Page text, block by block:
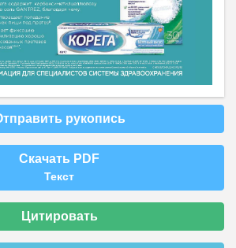
рукопись
Скачать PDF
Текст
Цитировать